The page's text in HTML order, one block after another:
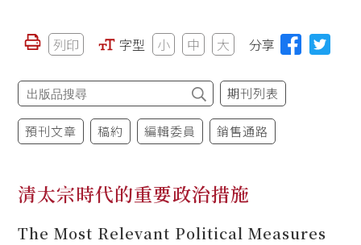
列印 字型 小 中 大 分享
期刊列表
預刊文章 稿約 編輯委員 銷售通路
清太宗時代的重要政治措施
The Most Relevant Political Measures